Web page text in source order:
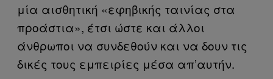
μία αισθητική «εφηβικής ταινίας στα
προάστια», έτσι ώστε και άλλοι
άνθρωποι να συνδεθούν και να δουν τις
δικές τους εμπειρίες μέσα απ’αυτήν.